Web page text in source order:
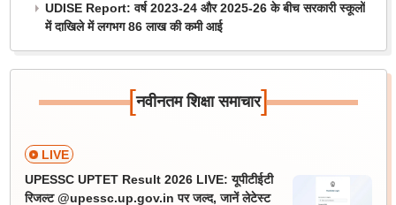
UDISE Report: वर्ष 2023-24 और 2025-26 के बीच सरकारी स्कूलों
में दाखिले में लगभग 86 लाख की कमी आई
[नवीनतम शिक्षा समाचार]
LIVE
UPESSC UPTET Result 2026 LIVE: यूपीटीईटी
रिजल्ट @upessc.up.gov.in पर जल्द, जानें लेटेस्ट